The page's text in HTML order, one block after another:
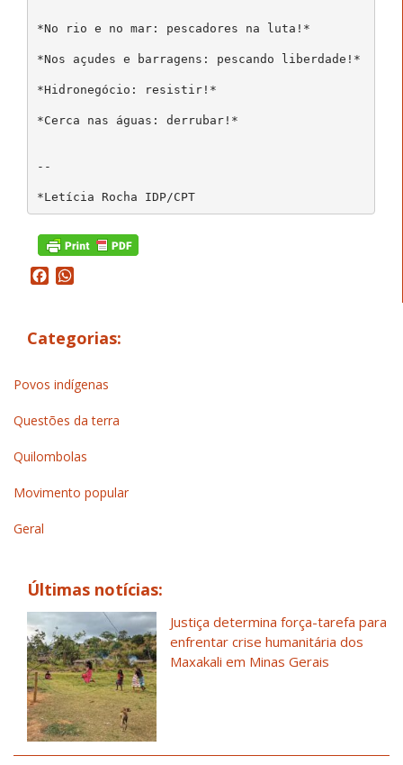
*No rio e no mar: pescadores na luta!*
*Nos açudes e barragens: pescando liberdade!*
*Hidronegócio: resistir!*
*Cerca nas águas: derrubar!*
--
*Letícia Rocha IDP/CPT
Facebook
Categorias:
Povos indígenas
Questões da terra
Quilombolas
Movimento popular
Geral
Últimas notícias:
Justiça determina força-tarefa para
enfrentar crise humanitária dos
Maxakali em Minas Gerais